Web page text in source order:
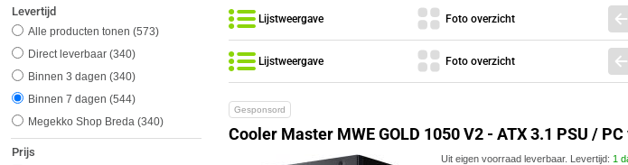
Levertijd
Alle producten tonen 573
Direct leverbaar 340
Binnen 3 dagen 340
Binnen 7 dagen 544
Megekko Shop Breda 340
Prijs
Lijstweergave Foto overzicht
Gesponsord
Cooler Master MWE GOLD 1050 V2 - ATX 3.1 PSU /
Uit eigen voorraad leverbaar. Levertijd: 1
Lijstweergave Foto overzicht